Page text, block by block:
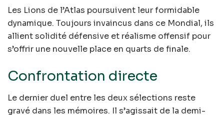
Les Lions de l’Atlas poursuivent leur formidable
dynamique. Toujours invaincus dans ce Mondial, ils
allient solidité défensive et réalisme offensif pour
s’offrir une nouvelle place en quarts de finale.
Confrontation directe
Le dernier duel entre les deux sélections reste
gravé dans les mémoires. Il s’agissait de la demi-